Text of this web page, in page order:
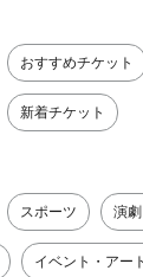
おすすめチケット
新着チケット
スポーツ 演
イベント・アート